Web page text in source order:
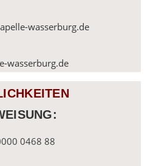
wasserburg.deOpens
wasserburg.de
0468 88